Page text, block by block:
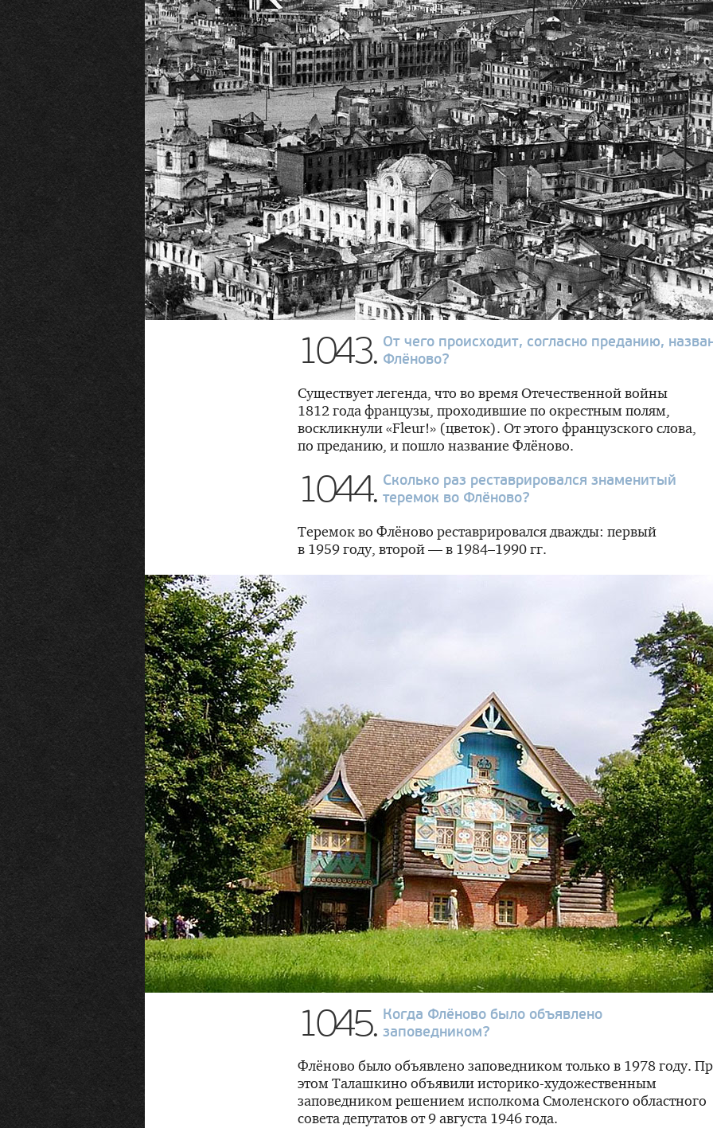
1043. От чего происходит, согласно преданию,
Флёново?
Существует легенда, что во время Отечественной войны
1812 года французы, проходившие по окрестным полям,
воскликнули «Fleur!» (цветок). От этого французского слова,
по преданию, и пошло название Флёново.
1044. Сколько раз реставрировался знаменитый
теремок во Флёново?
Теремок во Флёново реставрировался дважды: первый
в 1959 году, второй — в 1984–1990 гг.
1045. Когда Флёново было объявлено
заповедником?
Флёново было объявлено заповедником только в 1978 году.
этом Талашкино объявили историко-художественным
заповедником решением исполкома Смоленского областного
совета депутатов от 9 августа 1946 года.